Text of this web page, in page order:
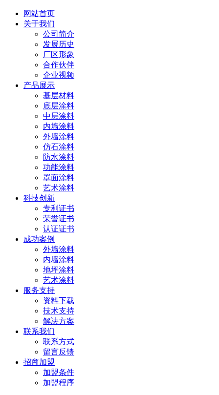
网站首页
关于我们
公司简介
发展历史
厂区形象
合作伙伴
企业视频
产品展示
基层材料
底层涂料
中层涂料
内墙涂料
外墙涂料
仿石涂料
防水涂料
功能涂料
罩面涂料
艺术涂料
科技创新
专利证书
荣誉证书
认证证书
成功案例
外墙涂料
内墙涂料
地坪涂料
艺术涂料
服务支持
资料下载
技术支持
解决方案
联系我们
联系方式
留言反馈
招商加盟
加盟条件
加盟程序